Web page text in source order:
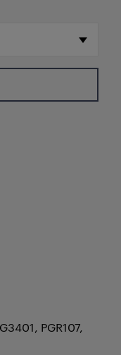
PGR107,